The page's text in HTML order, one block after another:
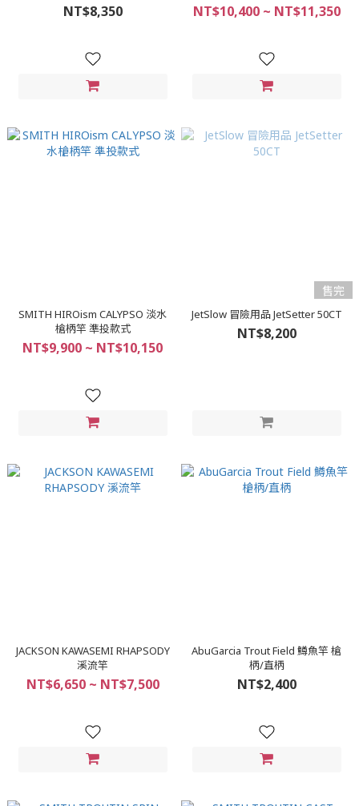
NT$8,350 NT$10,400 ~ NT$11,350
SMITH HIROism CALYPSO 淡水
槍柄竿 準投款式
NT$9,900 ~ NT$10,150
售完
JetSlow 冒險用品 JetSetter 50CT
NT$8,200
JACKSON KAWASEMI RHAPSODY
溪流竿
NT$6,650 ~ NT$7,500
AbuGarcia Trout Field 鱒魚竿 槍
柄/直柄
NT$2,400